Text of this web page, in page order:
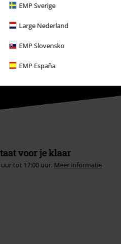
EMP Sverige
Large Nederland
EMP Slovensko
EMP España
inwisselbaar. Kan niet worden
Na het invoeren van
verrekend in je winkelmandje. Niet
Fischfilet, Broilers, Böhse
voor je klaar
tot 17:00 uur. Meer informatie